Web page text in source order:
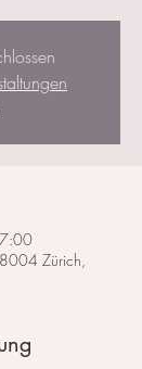
Zürich,